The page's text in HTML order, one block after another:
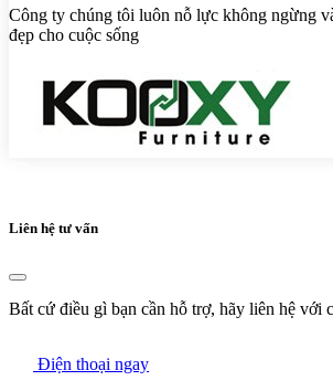
Công ty chúng tôi luôn nỗ lực không ngừng
đẹp cho cuộc sống
Liên hệ tư vấn
Bất cứ điều gì bạn cần hỗ trợ, hãy liên hệ với
Điện thoại ngay